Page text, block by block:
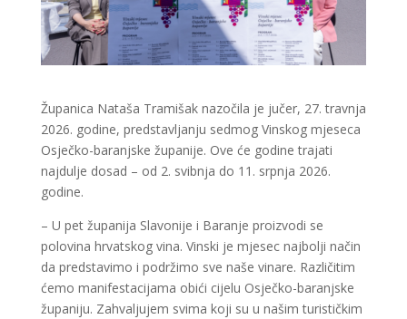
Županica Nataša Tramišak nazočila je jučer, 27. travnja
2026. godine, predstavljanju sedmog Vinskog mjeseca
Osječko-baranjske županije. Ove će godine trajati
najdulje dosad – od 2. svibnja do 11. srpnja 2026.
godine.
– U pet županija Slavonije i Baranje proizvodi se
polovina hrvatskog vina. Vinski je mjesec najbolji način
da predstavimo i podržimo sve naše vinare. Različitim
ćemo manifestacijama obići cijelu Osječko-baranjske
županiju. Zahvaljujem svima koji su u našim turističkim